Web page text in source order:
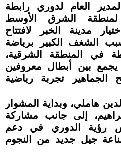
العام لدوري رابطة
لمنطقة الشرق الأوسط
مدينة الخبر لافتتاح
الشغف الكبير برياضة
في المنطقة الشرقية،
بين أبطال معروفين
الجماهير تجربة رياضية
هاملي، وبداية المشوار
إلى جانب مشاركة
رؤية الدوري في دعم
جيل جديد من النجوم